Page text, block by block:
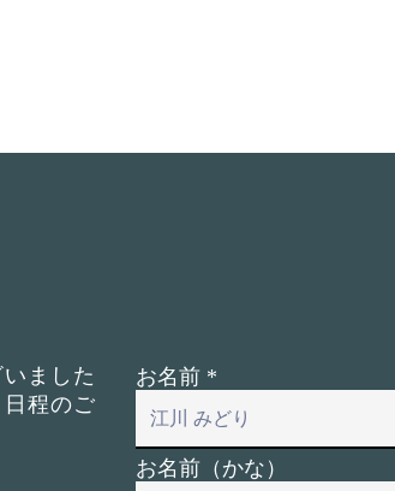
ました
程のご
お名前
お名前（かな）